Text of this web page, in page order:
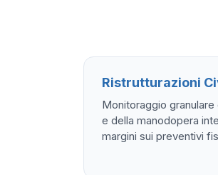
Ristrutturazioni
Monitoraggio
e della manodopera
margini sui preventivi